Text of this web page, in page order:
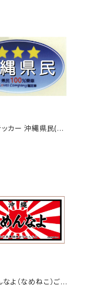
カー 沖縄県民(ブ
よ（なめねこ）ご当